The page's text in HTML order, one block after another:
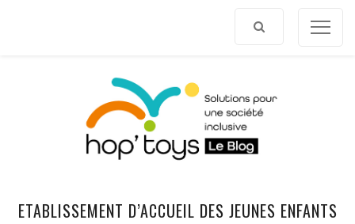
ETABLISSEMENT D’ACCUEIL DES JEUNES ENFANTS